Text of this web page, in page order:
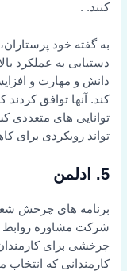
کنند. .
به گفته خود
دستیابی به عملکرد
دانش و مهارت و
کند. آنها توافق کردند
توانایی های
تواند رویکردی
5. ادلمن
شرکت مشاوره روابط
چرخشی برای کارمندان
کارمندانی که